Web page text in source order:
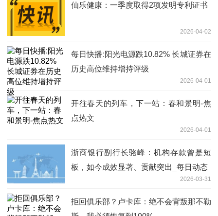
仙乐健康：一季度取得2项发明专利证书
2026-04-02
每日快播:阳光电源跌10.82% 长城证券在
历史高位维持增持评级
2026-04-01
开往春天的列车，下一站：春和景明-焦
点热文
2026-04-01
浙商银行副行长骆峰：机构存款曾是短
板，如今成效显著、贡献突出_每日动态
2026-03-31
拒回俱乐部？卢卡库：绝不会背叛那不勒